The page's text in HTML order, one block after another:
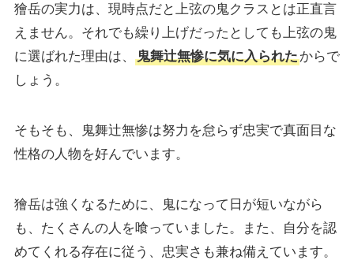
獪岳の実力は、現時点だと上弦の鬼クラスとは正直言
えません。それでも繰り上げだったとしても上弦の鬼
に選ばれた理由は、
鬼舞辻無惨に気に入られたからで
しょう。
そもそも、鬼舞辻無惨は努力を怠らず忠実で真面目な
性格の人物を好んでいます。
獪岳は強くなるために、鬼になって日が短いながら
も、たくさんの人を喰っていました。また、自分を認
めてくれる存在に従う、忠実さも兼ね備えています。